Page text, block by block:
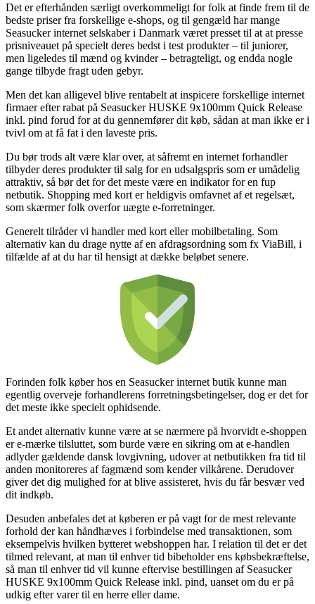
Det er efterhånden særligt overkommeligt for folk at finde frem til de
bedste priser fra forskellige e-shops, og til gengæld har mange
Seasucker internet selskaber i Danmark været presset til at at presse
prisniveauet på specielt deres bedst i test produkter – til juniorer,
men ligeledes til mænd og kvinder – betragteligt, og endda nogle
gange tilbyde fragt uden gebyr.
Men det kan alligevel blive rentabelt at inspicere forskellige internet
firmaer efter rabat på Seasucker HUSKE 9x100mm Quick Release
inkl. pind forud for at du gennemfører dit køb, sådan at man ikke er i
tvivl om at få fat i den laveste pris.
Du bør trods alt være klar over, at såfremt en internet forhandler
tilbyder deres produkter til salg for en udsalgspris som er umådelig
attraktiv, så bør det for det meste være en indikator for en fup
netbutik. Shopping med kort er heldigvis omfavnet af et regelsæt,
som skærmer folk overfor uægte e-forretninger.
Generelt tilråder vi handler med kort eller mobilbetaling. Som
alternativ kan du drage nytte af en afdragsordning som fx ViaBill, i
tilfælde af at du har til hensigt at dække beløbet senere.
Forinden folk køber hos en Seasucker internet butik kunne man
egentlig overveje forhandlerens forretningsbetingelser, dog er det for
det meste ikke specielt ophidsende.
Et andet alternativ kunne være at se nærmere på hvorvidt e-shoppen
er e-mærke tilsluttet, som burde være en sikring om at e-handlen
adlyder gældende dansk lovgivning, udover at netbutikken fra tid til
anden monitoreres af fagmænd som kender vilkårene. Derudover
giver det dig mulighed for at blive assisteret, hvis du får besvær ved
dit indkøb.
Desuden anbefales det at køberen er på vagt for de mest relevante
forhold der kan håndhæves i forbindelse med transaktionen, som
eksempelvis hvilken bytteret webshoppen har. I relation til det er det
tilmed relevant, at man til enhver tid bibeholder ens købsbekræftelse,
så man til enhver tid vil kunne eftervise bestillingen af Seasucker
HUSKE 9x100mm Quick Release inkl. pind, uanset om du er på
udkig efter varer til en herre eller dame.